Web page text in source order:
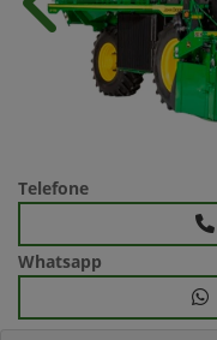
Anterior
Telefone
Whatsapp